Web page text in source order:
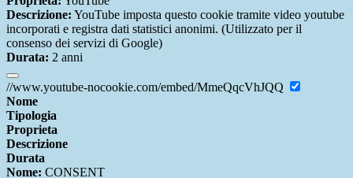
Descrizione: YouTube imposta questo cookie tramite video youtube
incorporati e registra dati statistici anonimi. (Utilizzato per il
consenso dei servizi di Google)
Durata: 2 anni
//www.youtube-nocookie.com/embed/MmeQqcVhJQQ
Nome
Tipologia
Proprieta
Descrizione
Durata
Nome: CONSENT